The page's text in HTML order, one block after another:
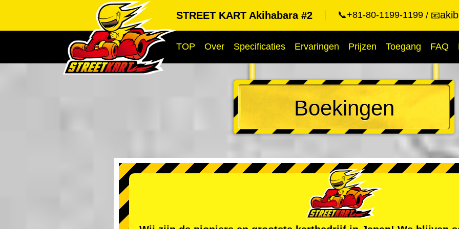
STREET KART Akihabara #2 📞+81-80-1199-1199 📧
TOP Over Specificaties Ervaringen Prijzen Toegang FAQ
Boekingen